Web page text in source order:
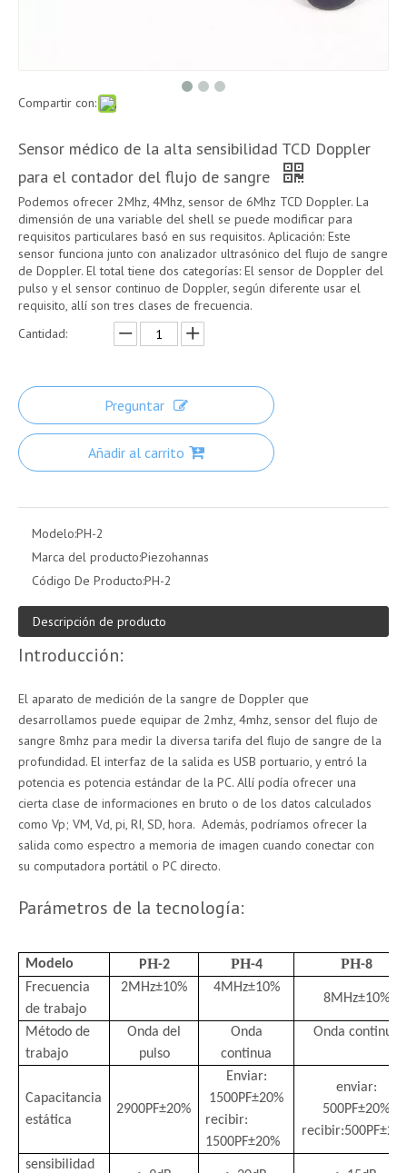
Compartir con:
Sensor médico de la alta sensibilidad TCD Doppler
para el contador del flujo de sangre
Podemos ofrecer 2Mhz, 4Mhz, sensor de 6Mhz TCD Doppler. La
dimensión de una variable del shell se puede modificar para
requisitos particulares basó en sus requisitos. Aplicación: Este
sensor funciona junto con analizador ultrasónico del flujo de sangre
de Doppler. El total tiene dos categorías: El sensor de Doppler del
pulso y el sensor continuo de Doppler, según diferente usar el
requisito, allí son tres clases de frecuencia.
Cantidad:
Preguntar
Añadir al carrito
Modelo:PH-2
Marca del producto:Piezohannas
Código De Producto:PH-2
Descripción de producto
Introducción:
El aparato de medición de la sangre de Doppler que
desarrollamos puede equipar de 2mhz, 4mhz, sensor del flujo de
sangre 8mhz para medir la diversa tarifa del flujo de sangre de la
profundidad. El interfaz de la salida es USB portuario, y entró la
potencia es potencia estándar de la PC. Allí podía ofrecer una
cierta clase de informaciones en bruto o de los datos calculados
como Vp; VM, Vd, pi, RI, SD, hora. Además, podríamos ofrecer la
salida como espectro a memoria de imagen cuando conectar con
su computadora portátil o PC directo.
Parámetros de la tecnología:
Modelo PH-2 PH-4 PH-8
Frecuencia
de trabajo
2MHz±10% 4MHz±10%
8MHz±10%
Método de
trabajo
Onda del
pulso
Onda
continua
Onda continua
Capacitancia
estática
2900PF±20%
Enviar:
1500PF±20%
recibir:
1500PF±20%
enviar:
500PF±20%
recibir:500PF±20
sensibilidad